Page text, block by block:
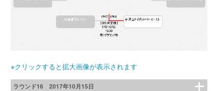
※クリックすると拡大画像が表示されます
ラウンド16 2017年10月15日